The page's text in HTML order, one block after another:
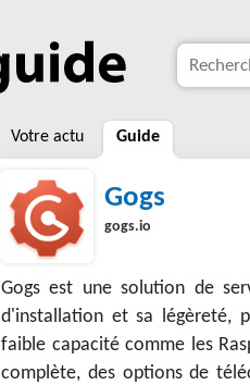
Votre actu Guide
Gogs
gogs.io
Gogs est une solution de
d'installation et sa légèreté,
faible capacité comme les
complète, des options de